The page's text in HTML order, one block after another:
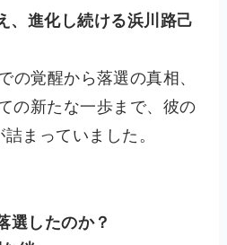
、進化し続ける浜川路己
の覚醒から落選の真相、
の新たな一歩まで、彼の
まっていました。
選したのか？